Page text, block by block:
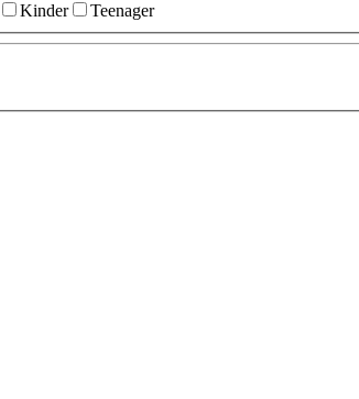
Kinder Teenager